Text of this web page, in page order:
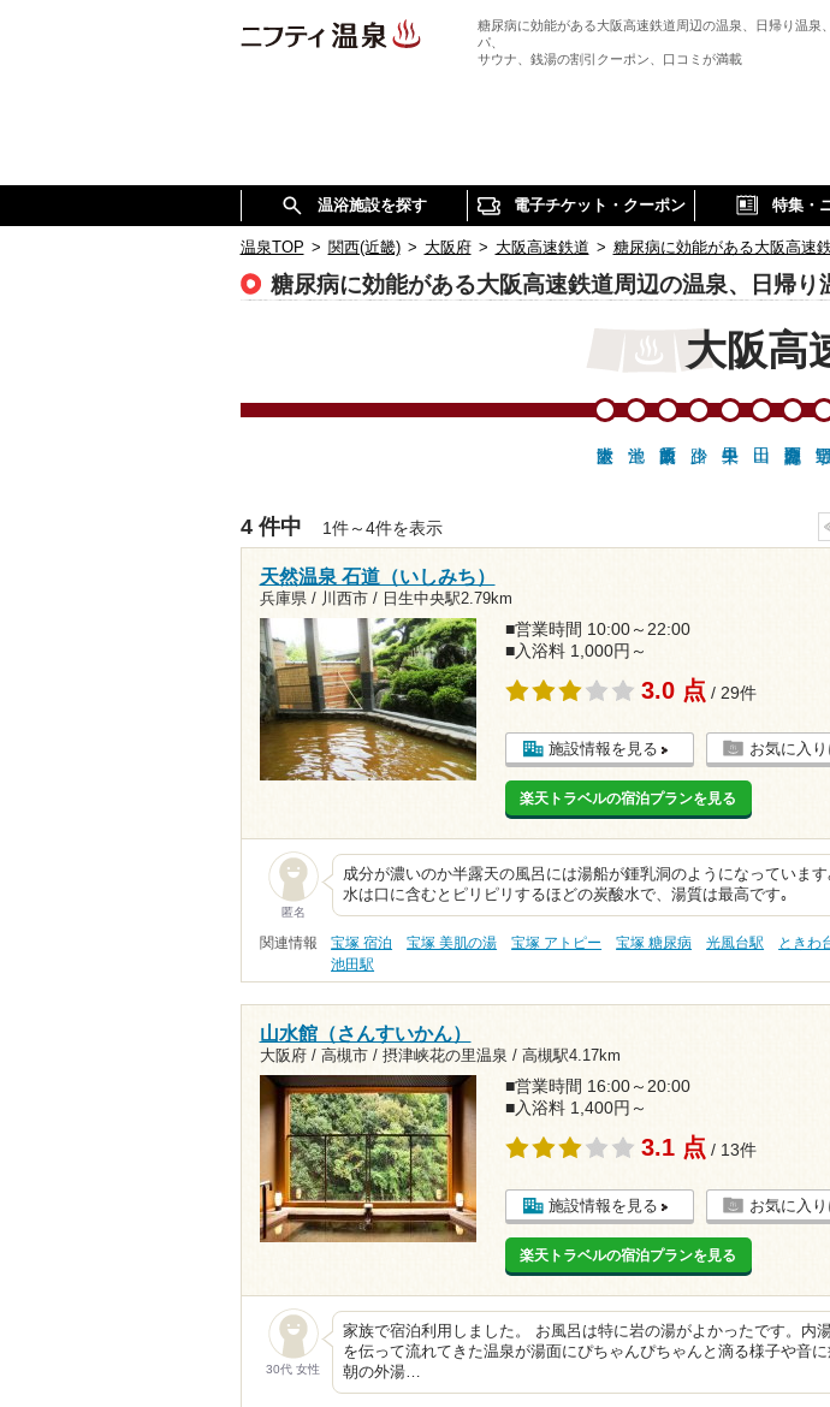
糖尿病に効能がある大阪高速鉄道周辺の温泉、日帰り温泉
パ、
サウナ、銭湯の割引クーポン、口コミが満載
温浴施設を探す 電子チケット・クーポン 特集・
温泉TOP > 関西(近畿) > 大阪府 > 大阪高速鉄道 > 糖尿病に効能がある大阪高速
糖尿病に効能がある大阪高速鉄道周辺の温泉、日帰り
大阪高
4 件中 1件～4件を表示
天然温泉 石道（いしみち）
兵庫県 / 川西市 / 日生中央駅2.79km
■営業時間 10:00～22:00
■入浴料 1,000円～
3.0 点 / 29件
施設情報を見る お気に入
楽天トラベルの宿泊プランを見る
匿名
成分が濃いのか半露天の風呂には湯船が鍾乳洞のようになっていま
水は口に含むとピリピリするほどの炭酸水で、湯質は最高です｡
関連情報 宝塚 宿泊 宝塚 美肌の湯 宝塚 アトピー 宝塚 糖尿病 光風台駅 ときわ
池田駅
山水館（さんすいかん）
大阪府 / 高槻市 / 摂津峡花の里温泉 / 高槻駅4.17km
■営業時間 16:00～20:00
■入浴料 1,400円～
3.1 点 / 13件
施設情報を見る お気に入
楽天トラベルの宿泊プランを見る
30代 女性
家族で宿泊利用しました。 お風呂は特に岩の湯がよかったです。内
を伝って流れてきた温泉が湯面にぴちゃんぴちゃんと滴る様子や音
朝の外湯…